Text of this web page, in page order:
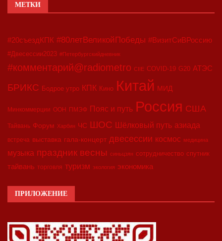
МЕТКИ
#20съездКПК #80летВеликойПобеды #ВизитСиВРоссию
#Двесессии2023 #Петербургскийдневник
#комментарий@radiometro CIIE COVID-19 G20 АТЭС
БРИКС Бодрое утро КПК Кино Китай МИД
Минкоммерции ООН ПМЭФ Пояс и путь Россия США
Тайвань Форум Харбин ЧС ШОС Шёлковый путь азиада
встреча выставка гала-концерт двесессии космос медицина
музыка праздник весны синьцзян сотрудничество спутник
тайвань торговля туризм экология экономика
ПРИЛОЖЕНИЕ